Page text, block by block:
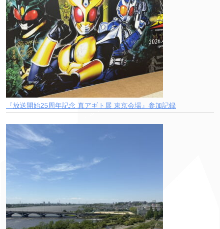
『放送開始25周年記念 真アギト展 東京会場』参加記録